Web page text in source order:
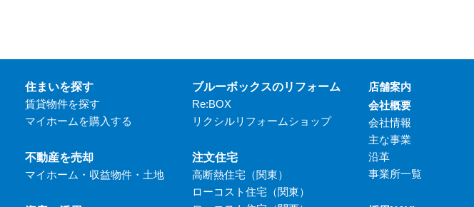
住まいを探す
賃貸物件を探す
マイホームを購入する
不動産を売却
マイホーム・収益物件・土地
ブルーボックスのリフォーム
Re:BOX
リクシルリフォームショップ
注文住宅
高断熱住宅（関東）
ローコスト住宅（関東）
店舗案内
会社概要
会社情報
主な事業
沿革
事業所一覧